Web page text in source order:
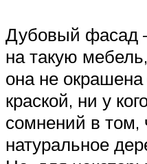
Дубовый фасад
на такую
она не окрашена
краской, ни у
сомнений в том,
натуральное